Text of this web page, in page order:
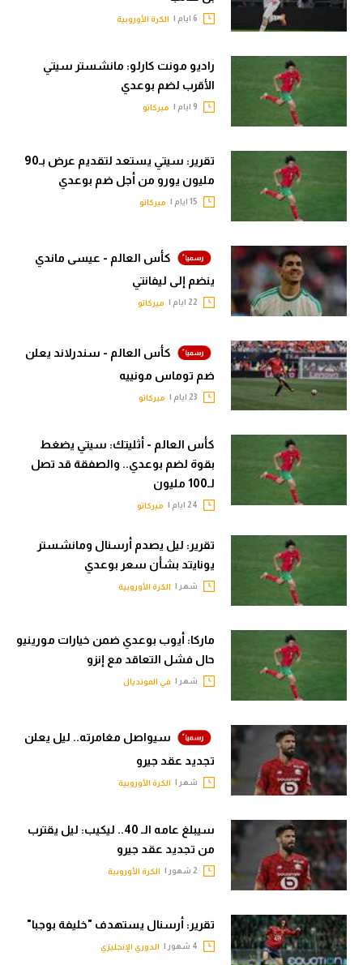
سعودي في الجول
الدوري الإنجليزي
الدوري الإسباني
دوري أبطال أوروبا
القسم الثاني
رياضات أخرى
أمم إفريقيا
كرة السلة الأمريكية
كرة سلة
كرة يد
كرة طائرة
الوطن العربي
في المونديال
رياضة نسائية
أمريكا
ركن الألعاب
أقسام خاصة
ميركاتو
تحقيق في الجول
تحليل في الجول
حكايات في الجول
فيديو في الجول
الدوري الإنجليزي
دوري أبطال أوروبا
القسم الثاني
رياضات أخرى
أمم إفريقيا
كرة السلة الأمريكية
كرة سلة
كرة يد
كرة طائرة
الوطن العربي
في المونديال
رياضة نسائية
ركن الألعاب
أقسام خاصة
Gamers
ميركاتو
تحقيق في الجول
تقرير في الجول
تحليل في الجول
حكايات في الجول
كويز في الجول
فيديو في الجول
الكرة الأوروبية
راديو مونت كارلو: مانشستر سيتي
الأقرب لضم بوعدي
ميركاتو
تقرير: سيتي يستعد لتقديم عرض بـ90
مليون يورو من أجل ضم بوعدي
ميركاتو
كأس العالم - عيسى ماندي
ينضم إلى ليفانتي
ميركاتو
كأس العالم - سندرلاند يعلن
ضم توماس مونييه
ميركاتو
كأس العالم - أثليتك: سيتي يضغط
بقوة لضم بوعدي.. والصفقة قد تصل
لـ100 مليون
ميركاتو
تقرير: ليل يصدم أرسنال ومانشستر
يونايتد بشأن سعر بوعدي
شهر | الكرة الأوروبية
ماركا: أيوب بوعدي ضمن خيارات مورينيو
حال فشل التعاقد مع إنزو
شهر | في المونديال
سيواصل مغامرته.. ليل يعلن
تجديد عقد جيرو
شهر | الكرة الأوروبية
سيبلغ عامه الـ 40.. ليكيب: ليل يقترب
من تجديد عقد جيرو
الكرة الأوروبية
تقرير: أرسنال يستهدف "خليفة بوجبا"
الدوري الإنجليزي